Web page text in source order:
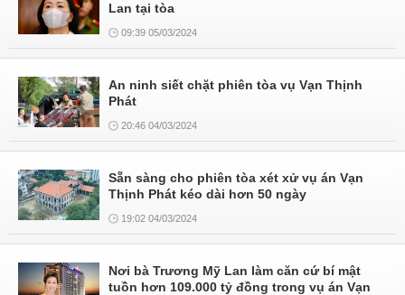
Lan tại tòa
09:39 05/03/2024
An ninh siết chặt phiên tòa vụ Vạn Thịnh
Phát
20:46 04/03/2024
Sẵn sàng cho phiên tòa xét xử vụ án Vạn
Thịnh Phát kéo dài hơn 50 ngày
19:02 04/03/2024
Nơi bà Trương Mỹ Lan làm căn cứ bí mật
tuồn hơn 109.000 tỷ đồng trong vụ án Vạn